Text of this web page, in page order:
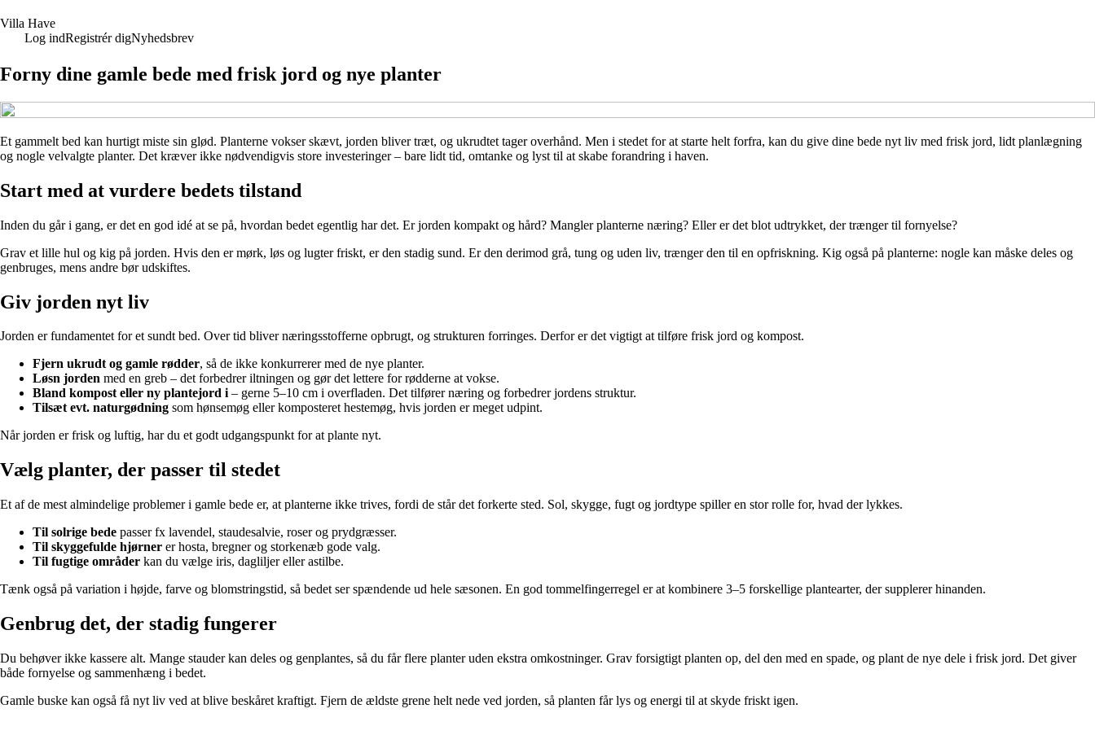
Villa Have
Log indRegistrér digNyhedsbrev
Forny dine gamle bede med frisk jord og nye planter
Et gammelt bed kan hurtigt miste sin glød. Planterne vokser skævt, jorden bliver træt, og ukrudtet tager overhånd. Men i stedet for at starte helt forfra, kan du give dine bede nyt liv med frisk jord, lidt planlægning
og nogle velvalgte planter. Det kræver ikke nødvendigvis store investeringer – bare lidt tid, omtanke og lyst til at skabe forandring i haven.
Start med at vurdere bedets tilstand
Inden du går i gang, er det en god idé at se på, hvordan bedet egentlig har det. Er jorden kompakt og hård? Mangler planterne næring? Eller er det blot udtrykket, der trænger til fornyelse?
Grav et lille hul og kig på jorden. Hvis den er mørk, løs og lugter friskt, er den stadig sund. Er den derimod grå, tung og uden liv, trænger den til en opfriskning. Kig også på planterne: nogle kan måske deles og
genbruges, mens andre bør udskiftes.
Giv jorden nyt liv
Jorden er fundamentet for et sundt bed. Over tid bliver næringsstofferne opbrugt, og strukturen forringes. Derfor er det vigtigt at tilføre frisk jord og kompost.
Fjern ukrudt og gamle rødder, så de ikke konkurrerer med de nye planter.
Løsn jorden med en greb – det forbedrer iltningen og gør det lettere for rødderne at vokse.
Bland kompost eller ny plantejord i– gerne 5–10 cm i overfladen. Det tilfører næring og forbedrer jordens struktur.
Tilsæt evt. naturgødning som hønsemøg eller komposteret hestemøg, hvis jorden er meget udpint.
Når jorden er frisk og luftig, har du et godt udgangspunkt for at plante nyt.
Vælg planter, der passer til stedet
Et af de mest almindelige problemer i gamle bede er, at planterne ikke trives, fordi de står det forkerte sted. Sol, skygge, fugt og jordtype spiller en stor rolle for, hvad der lykkes.
Til solrige bede passer fx lavendel, staudesalvie, roser og prydgræsser.
Til skyggefulde hjørner er hosta, bregner og storkenæb gode valg.
Til fugtige områder kan du vælge iris, dagliljer eller astilbe.
Tænk også på variation i højde, farve og blomstringstid, så bedet ser spændende ud hele sæsonen. En god tommelfingerregel er at kombinere 3–5 forskellige plantearter, der supplerer hinanden.
Genbrug det, der stadig fungerer
Du behøver ikke kassere alt. Mange stauder kan deles og genplantes, så du får flere planter uden ekstra omkostninger. Grav forsigtigt planten op, del den med en spade, og plant de nye dele i frisk jord. Det giver
både fornyelse og sammenhæng i bedet.
Gamle buske kan også få nyt liv ved at blive beskåret kraftigt. Fjern de ældste grene helt nede ved jorden, så planten får lys og energi til at skyde friskt igen.